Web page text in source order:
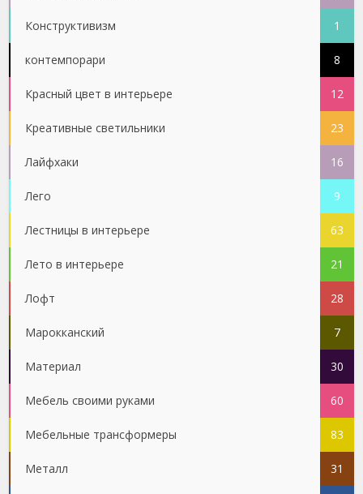
Конструктивизм 1
контемпорари 8
Красный цвет в интерьере 12
Креативные светильники 23
Лайфхаки 16
Лего 9
Лестницы в интерьере 63
Лето в интерьере 21
Лофт 28
Марокканский 7
Материал 30
Мебель своими руками 60
Мебельные трансформеры 83
Металл 31